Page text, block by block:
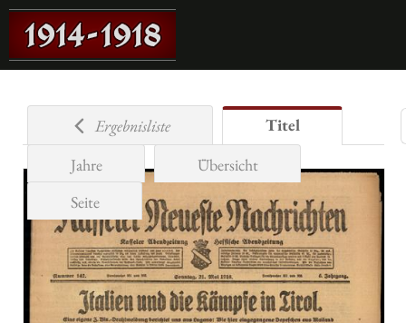
Ergebnisliste
Titel
Jahre
Übersicht
Seite